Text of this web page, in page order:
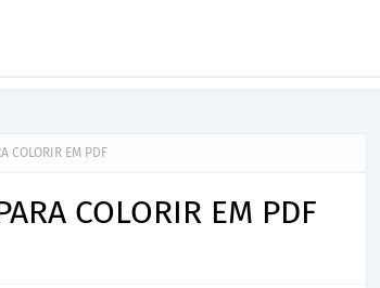
COLORIR EM PDF
COLORIR EM PDF